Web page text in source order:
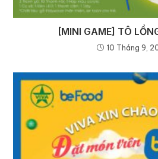
[MINI GAME] TÔ
10 Tháng 9,